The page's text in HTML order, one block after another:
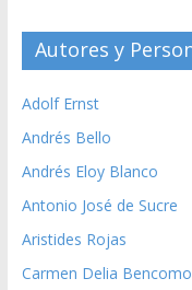
Autores y
Adolf Ernst
Andrés Bello
Andrés Eloy Blanco
Antonio José de Sucre
Aristides Rojas
Carmen Delia Bencomo